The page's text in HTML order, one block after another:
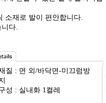
소재로 발이 편안합니다.
다.
질 : 면 외/바닥면-미끄럼방
성 : 실내화 1켤레